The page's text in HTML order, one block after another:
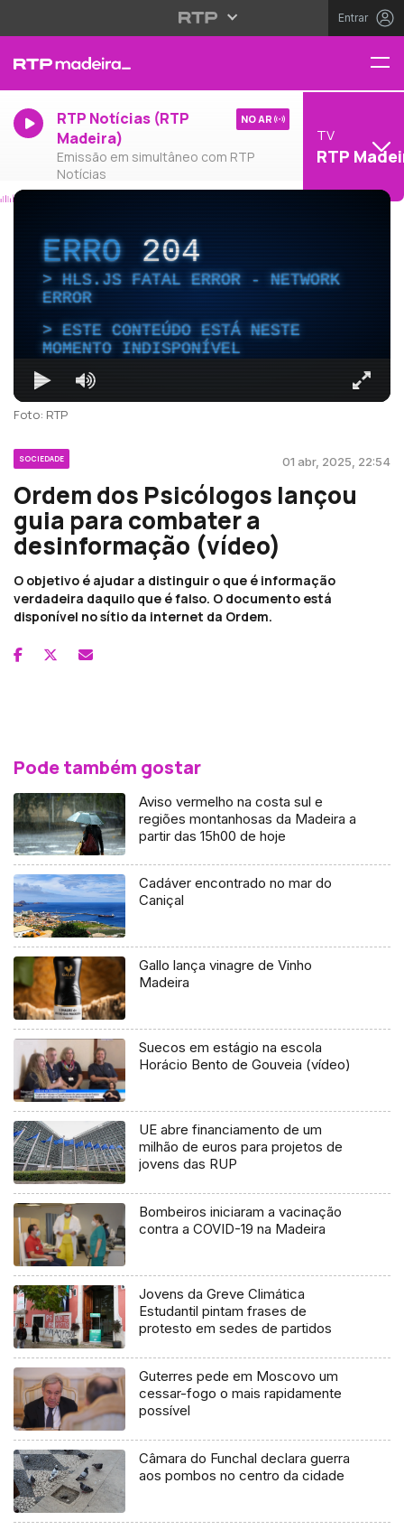
Entrar
RTP Notícias (RTP
Madeira)
Emissão em simultâneo com RTP
Notícias
NO AR
TV
RTP
ERRO204
HLS.JS FATAL ERROR - NETWORK
ERROR
ESTE CONTEÚDO ESTÁ NESTE
MOMENTO INDISPONÍVEL
Foto: RTP
SOCIEDADE 01 abr, 2025, 22:54
Ordem dos Psicólogos lançou
guia para combater a
desinformação (vídeo)
O objetivo é ajudar a distinguir o que é informação
verdadeira daquilo que é falso. O documento está
disponível no sítio da internet da Ordem.
Pode também gostar
Aviso vermelho na costa sul e
regiões montanhosas da Madeira a
partir das 15h00 de hoje
Cadáver encontrado no mar do
Caniçal
Gallo lança vinagre de Vinho
Madeira
Suecos em estágio na escola
Horácio Bento de Gouveia (vídeo)
UE abre financiamento de um
milhão de euros para projetos de
jovens das RUP
Bombeiros iniciaram a vacinação
contra a COVID-19 na Madeira
Jovens da Greve Climática
Estudantil pintam frases de
protesto em sedes de partidos
Guterres pede em Moscovo um
cessar-fogo o mais rapidamente
possível
Câmara do Funchal declara guerra
aos pombos no centro da cidade